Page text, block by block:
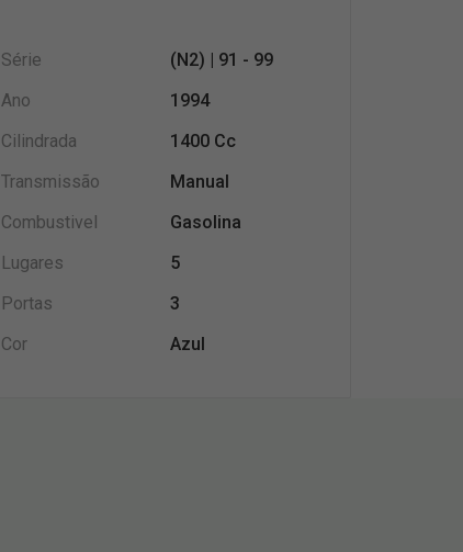
Série
(N2) | 91 - 99
Ano
1994
Cilindrada
1400 Cc
Transmissão
Manual
Combustivel
Gasolina
Lugares
5
Portas
3
Cor
Azul